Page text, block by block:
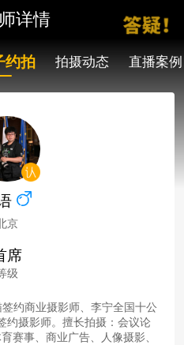
详情
约拍 拍摄动态 直播案例
京
席
级
约商业摄影师、李宁全国十公
约摄影师。擅长拍摄：会议论
赛事、商业广告、人像摄影、